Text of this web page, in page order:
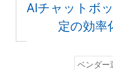
AIチャットボ
定の効率
ベンダー